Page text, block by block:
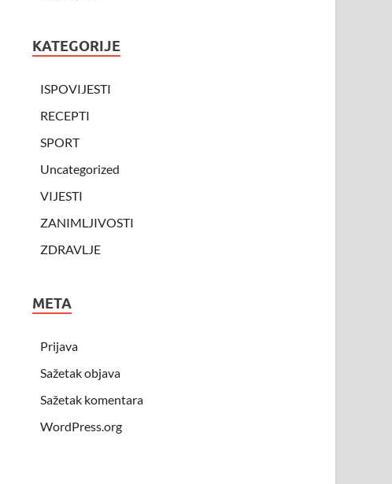
KATEGORIJE
ISPOVIJESTI
RECEPTI
SPORT
Uncategorized
VIJESTI
ZANIMLJIVOSTI
ZDRAVLJE
META
Prijava
Sažetak objava
Sažetak komentara
WordPress.org